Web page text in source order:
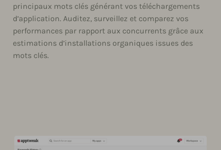
principaux mots clés générant vos téléchargements
d’application. Auditez, surveillez et comparez vos
performances par rapport aux concurrents grâce aux
estimations d’installations organiques issues des
mots clés.